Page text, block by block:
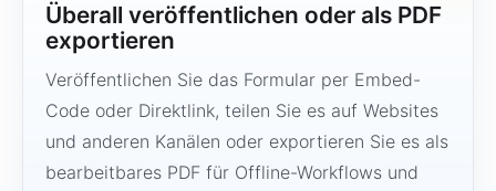
Überall veröffentlichen oder als PDF
exportieren
Veröffentlichen Sie das Formular per Embed-
Code oder Direktlink, teilen Sie es auf Websites
und anderen Kanälen oder exportieren Sie es als
bearbeitbares PDF für Offline-Workflows und